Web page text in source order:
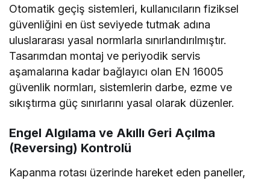
Otomatik geçiş sistemleri, kullanıcıların fiziksel
güvenliğini en üst seviyede tutmak adına
uluslararası yasal normlarla sınırlandırılmıştır.
Tasarımdan montaj ve periyodik servis
aşamalarına kadar bağlayıcı olan EN 16005
güvenlik normları, sistemlerin darbe, ezme ve
sıkıştırma güç sınırlarını yasal olarak düzenler.
Engel Algılama ve Akıllı Geri Açılma
(Reversing) Kontrolü
Kapanma rotası üzerinde hareket eden paneller,